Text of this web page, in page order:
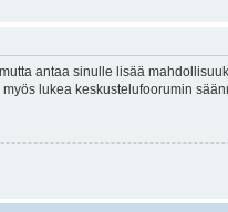
antaa sinulle lisää
lukea keskustelufoorumin